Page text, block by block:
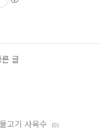
글
고기 사육수 (0)